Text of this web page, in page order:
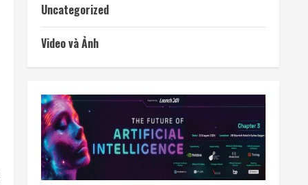
Uncategorized
Video và Ảnh